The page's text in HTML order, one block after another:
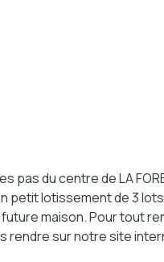
pas du centre de LA
petit lotissement de 3
maison. Pour tout
rendre sur notre site